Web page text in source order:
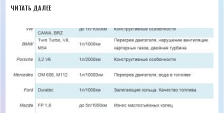
ЧИТАТЬ ДАЛЕЕ